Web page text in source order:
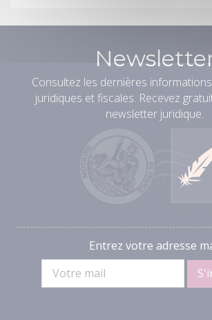
Consultez les dernières
juridiques et fiscales. Recevez
newsletter juridique.
Entrez votre adresse